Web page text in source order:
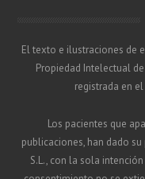
El texto e ilustraciones de
Propiedad Intelectual
registrada en
Los pacientes que
publicaciones, han dado
S.L., con la sola